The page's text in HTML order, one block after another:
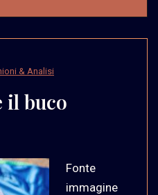
& Analisi
il buco
Fonte
immagine